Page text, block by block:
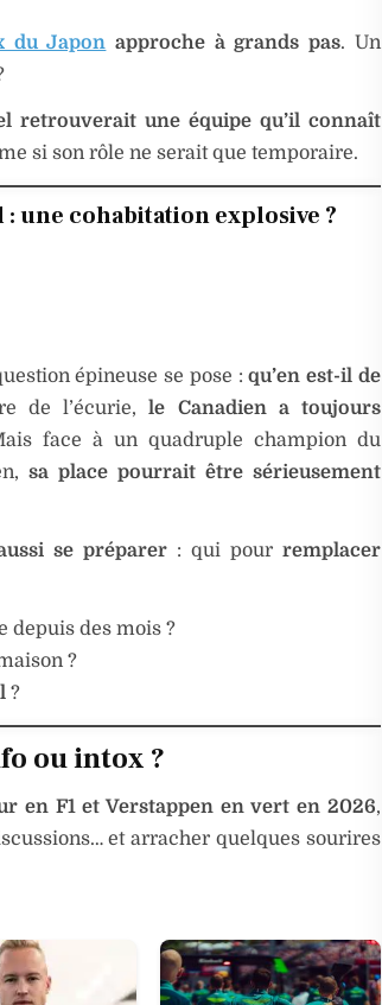
du Japon approche à grands pas. Un
retrouverait une équipe qu’il connaît
si son rôle ne serait que temporaire.
une cohabitation explosive ?
épineuse se pose :qu’en est-il de
de l’écurie,le Canadien a toujours
face à un quadruple champion du
sa place pourrait être sérieusement
se préparer: qui pour remplacer
depuis des mois ?
?
?
ou intox ?
en F1 et Verstappen en vert en 2026,
et arracher quelques sourires